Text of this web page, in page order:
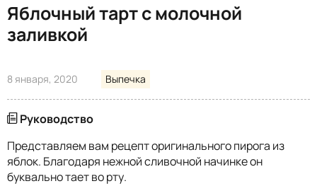
Яблочный тарт с молочной
заливкой
8 января, 2020 Выпечка
Руководство
Представляем вам рецепт оригинального пирога из
яблок. Благодаря нежной сливочной начинке он
буквально тает во рту.